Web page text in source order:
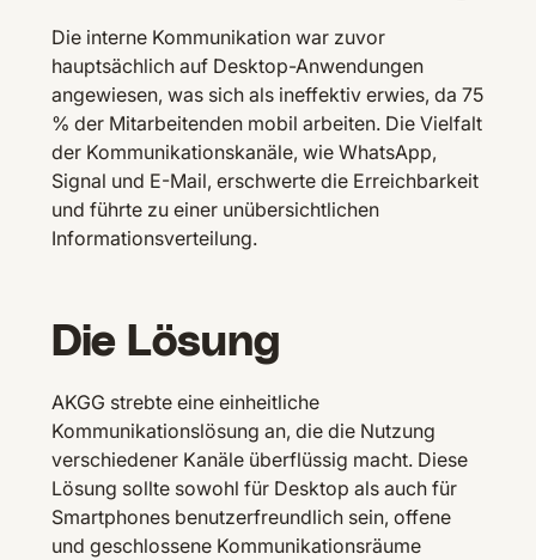
Die interne Kommunikation war zuvor
hauptsächlich auf Desktop-Anwendungen
angewiesen, was sich als ineffektiv erwies, da 75
% der Mitarbeitenden mobil arbeiten. Die Vielfalt
der Kommunikationskanäle, wie WhatsApp,
Signal und E-Mail, erschwerte die Erreichbarkeit
und führte zu einer unübersichtlichen
Informationsverteilung.
Die Lösung
AKGG strebte eine einheitliche
Kommunikationslösung an, die die Nutzung
verschiedener Kanäle überflüssig macht. Diese
Lösung sollte sowohl für Desktop als auch für
Smartphones benutzerfreundlich sein, offene
und geschlossene Kommunikationsräume